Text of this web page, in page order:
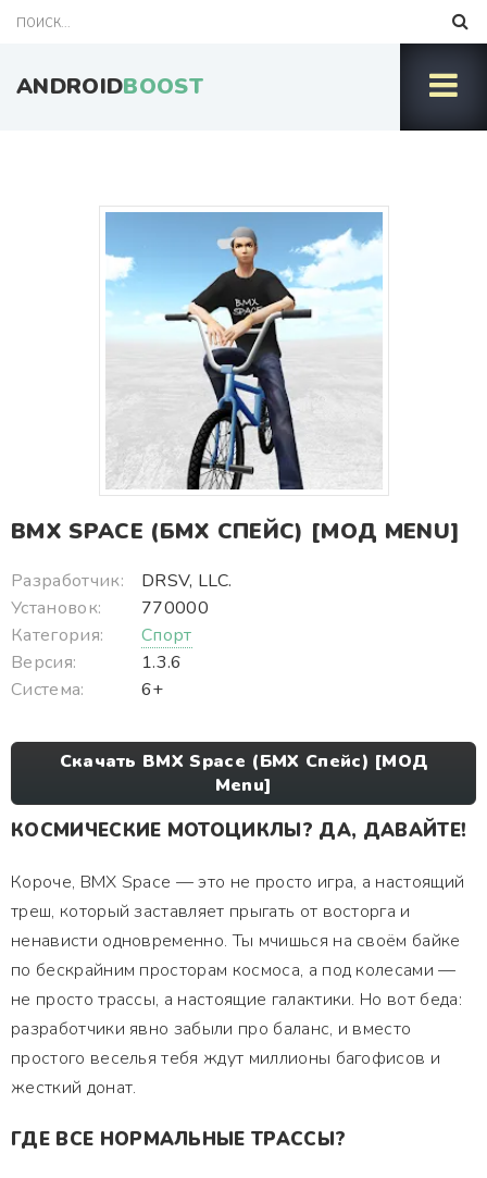
ANDROIDBOOST
BMX SPACE (БМХ СПЕЙС) [МОД MENU]
Разработчик:
DRSV, LLC.
Установок:
770000
Категория:
Спорт
Версия:
1.3.6
Система:
6+
Скачать BMX Space (БМХ Спейс) [МОД
Menu]
КОСМИЧЕСКИЕ МОТОЦИКЛЫ? ДА, ДАВАЙТЕ!
Короче, BMX Space — это не просто игра, а настоящий
треш, который заставляет прыгать от восторга и
ненависти одновременно. Ты мчишься на своём байке
по бескрайним просторам космоса, а под колесами —
не просто трассы, а настоящие галактики. Но вот беда:
разработчики явно забыли про баланс, и вместо
простого веселья тебя ждут миллионы багофисов и
жесткий донат.
ГДЕ ВСЕ НОРМАЛЬНЫЕ ТРАССЫ?